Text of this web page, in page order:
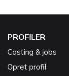
PROFILER
Casting & jobs
Opret profil